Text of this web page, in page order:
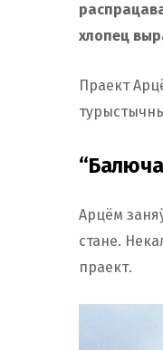
хлопец
Праект
турыстычны
Арцём
стане.
праект.